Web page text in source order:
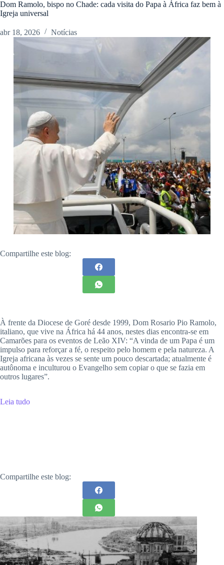
Dom Ramolo, bispo no Chade: cada visita do Papa à África faz bem à
Igreja universal
abr 18, 2026 Notícias
Compartilhe este blog:
À frente da Diocese de Goré desde 1999, Dom Rosario Pio Ramolo,
italiano, que vive na África há 44 anos, nestes dias encontra-se em
Camarões para os eventos de Leão XIV: “A vinda de um Papa é um
impulso para reforçar a fé, o respeito pelo homem e pela natureza. A
Igreja africana às vezes se sente um pouco descartada; atualmente é
autônoma e inculturou o Evangelho sem copiar o que se fazia em
outros lugares”.
Leia tudo
Compartilhe este blog: